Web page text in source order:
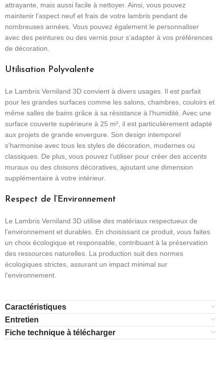
attrayante, mais aussi facile à nettoyer. Ainsi, vous pouvez
maintenir l’aspect neuf et frais de votre lambris pendant de
nombreuses années. Vous pouvez également le personnaliser
avec des peintures ou des vernis pour s’adapter à vos préférences
de décoration.
Utilisation Polyvalente
Le Lambris Verniland 3D convient à divers usages. Il est parfait
pour les grandes surfaces comme les salons, chambres, couloirs et
même salles de bains grâce à sa résistance à l’humidité. Avec une
surface couverte supérieure à 25 m², il est particulièrement adapté
aux projets de grande envergure. Son design intemporel
s’harmonise avec tous les styles de décoration, modernes ou
classiques. De plus, vous pouvez l’utiliser pour créer des accents
muraux ou des cloisons décoratives, ajoutant une dimension
supplémentaire à votre intérieur.
Respect de l’Environnement
Le Lambris Verniland 3D utilise des matériaux respectueux de
l’environnement et durables. En choisissant ce produit, vous faites
un choix écologique et responsable, contribuant à la préservation
des ressources naturelles. La production suit des normes
écologiques strictes, assurant un impact minimal sur
l’environnement.
Caractéristiques
Entretien
Fiche technique à télécharger